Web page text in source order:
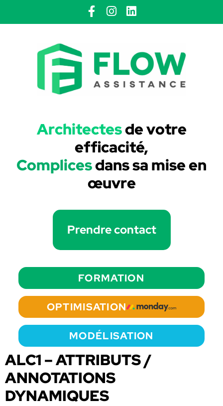
Architectesde votre
efficacité,
Complicesdans sa mise en
œuvre
Prendre contact
FORMATION
OPTIMISATION
MODÉLISATION
ALC1 – ATTRIBUTS /
ANNOTATIONS
DYNAMIQUES